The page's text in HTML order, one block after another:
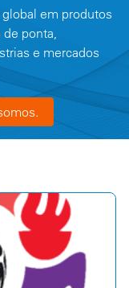
em produtos
ponta,
e mercados